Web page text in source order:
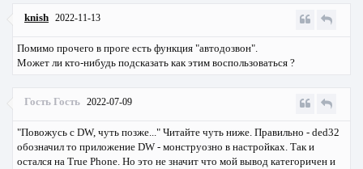
knish 2022-11-13
Помимо прочего в проге есть функция "автодозвон".
Может ли кто-нибудь подсказать как этим воспользоваться ?
Гость Гость 2022-07-09
"Повожусь с DW, чуть позже..." Читайте чуть ниже. Правильно - ded32
обозначил то приложение DW - монструозно в настройках. Так и
остался на True Phone. Но это не значит что мой вывод категоричен и